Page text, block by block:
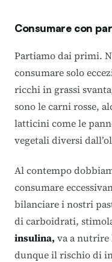
Consumare con
Partiamo dai primi.
consumare solo
ricchi in grassi
sono le carni rosse,
latticini come le
vegetali diversi
Al contempo
consumare
bilanciare i nostri
di carboidrati,
insulina, va a nutrire
dunque il rischio di